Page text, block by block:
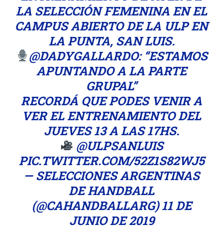
LA SELECCIÓN FEMENINA EN EL
CAMPUS ABIERTO DE LA ULP EN
LA PUNTA, SAN LUIS.
@DADYGALLARDO: “ESTAMOS
APUNTANDO A LA PARTE
GRUPAL”
RECORDÁ QUE PODES VENIR A
VER EL ENTRENAMIENTO DEL
JUEVES 13 A LAS 17HS.
@ULPSANLUIS
PIC.TWITTER.COM/52Z1S82WJ5
— SELECCIONES ARGENTINAS
DE HANDBALL
(@CAHANDBALLARG)11 DE
JUNIO DE 2019